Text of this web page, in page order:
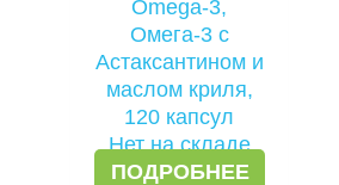
Нет на складе
ПОДРОБНЕЕ